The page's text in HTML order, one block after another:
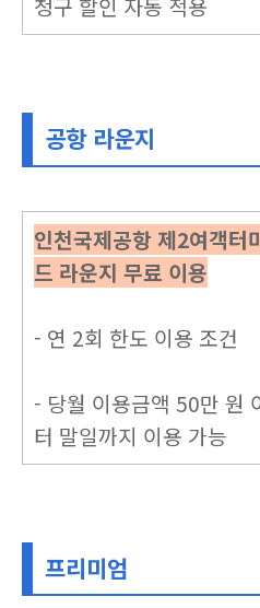
청구 할인 자동 적용
공항 라운지
인천국제공항 제2여객터
드 라운지 무료 이용
- 연 2회 한도 이용 조건
- 당월 이용금액 50만 원
터 말일까지 이용 가능
프리미엄